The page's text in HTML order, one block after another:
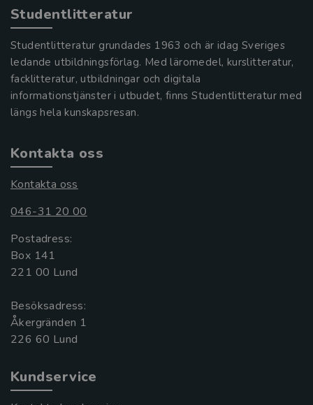
Studentlitteratur
Studentlitteratur grundades 1963 och är idag Sveriges
ledande utbildningsförlag. Med läromedel, kurslitteratur,
facklitteratur, utbildningar och digitala
informationstjänster i utbudet, finns Studentlitteratur med
längs hela kunskapsresan.
Kontakta oss
Kontakta oss
046-31 20 00
Postadress:
Box 141
221 00 Lund
Besöksadress:
Åkergränden 1
Kundservice